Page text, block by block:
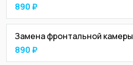
890 ₽
Замена фронтальной камеры
890 ₽